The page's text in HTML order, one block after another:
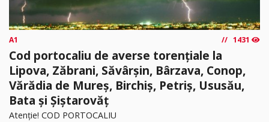
A1 1431
Cod portocaliu de averse torențiale la
Lipova, Zăbrani, Săvârșin, Bârzava, Conop,
Vărădia de Mureș, Birchiș, Petriș, Ususău,
Bata și Șiștarovăț
Atenție! COD PORTOCALIU